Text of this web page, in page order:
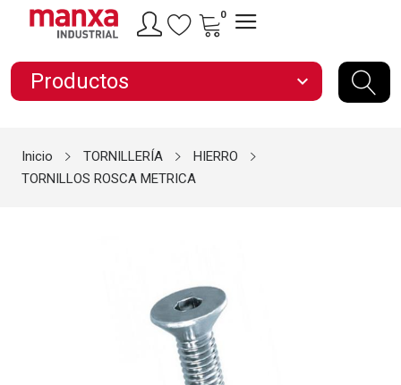
0
Productos expand_more
Inicio TORNILLERÍA
HIERRO
TORNILLOS ROSCA METRICA